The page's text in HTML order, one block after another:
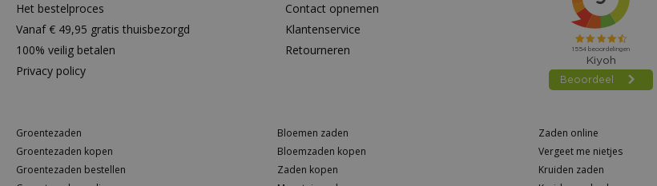
Het bestelproces
Vanaf € 49,95 gratis thuisbezorgd
100% veilig betalen
Privacy policy
Contact opnemen
Klantenservice
Retourneren
Groentezaden
Groentezaden kopen
Groentezaden bestellen
Bloemen zaden
Bloemzaden kopen
Zaden kopen
Zaden online
Vergeet me nietjes
Kruiden zaden